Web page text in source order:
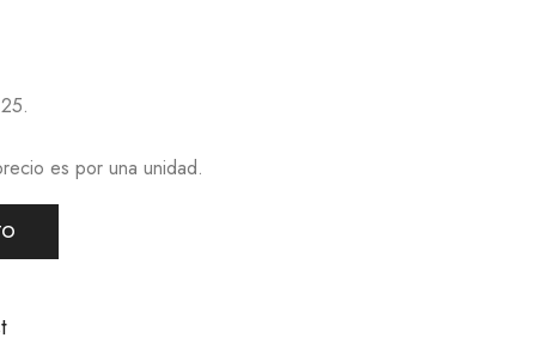
es por una unidad.